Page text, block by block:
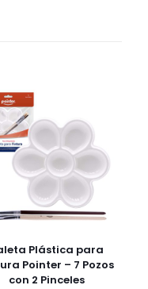
Plástica para
Pointer – 7 Pozos
con 2 Pinceles